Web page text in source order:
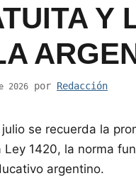
Y
2026 por Redacción
se recuerda la
Ley 1420, la norma
argentino.